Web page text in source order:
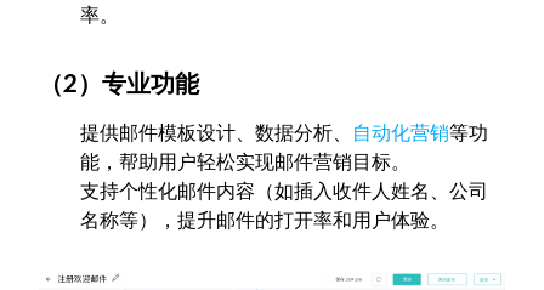
率。
（2）专业功能
提供邮件模板设计、数据分析、 自动化营销等功
能，帮助用户轻松实现邮件营销目标。
支持个性化邮件内容（如插入收件人姓名、公司
名称等），提升邮件的打开率和用户体验。